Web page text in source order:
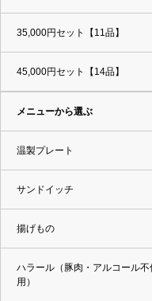
35,000円セット【11品】
45,000円セット【14品】
メニューから選ぶ
温製プレート
サンドイッチ
揚げもの
ハラール（豚肉・アルコール不
用）